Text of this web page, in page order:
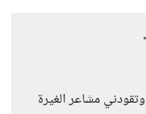
مشاعر الغيرة